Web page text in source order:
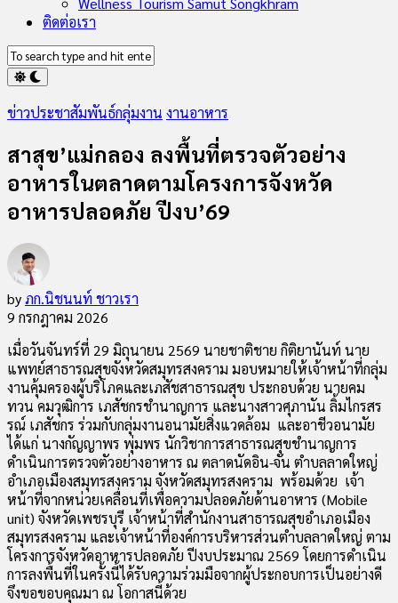
ติดต่อเรา
ข่าวประชาสัมพันธ์กลุ่มงาน งานอาหาร
สาสุข’แม่กลอง ลงพื้นที่ตรวจตัวอย่าง
อาหารในตลาดตามโครงการจังหวัด
อาหารปลอดภัย ปีงบ’69
byภก.นิชนนท์ ชาวเรา
9 กรกฎาคม 2026
เมื่อวันจันทร์ที่ 29 มิถุนายน 2569 นายชาติชาย กิติยานันท์ นาย
แพทย์สาธารณสุขจังหวัดสมุทรสงคราม มอบหมายให้เจ้าหน้าที่กลุ่ม
งานคุ้มครองผู้บริโภคและเภสัชสาธารณสุข ประกอบด้วย นายคม
ทวน คมวุฒิการ เภสัชกรชำนาญการ และนางสาวศุภานัน ลิ้มไกรสร
รณ์ เภสัชกร ร่วมกับกลุ่มงานอนามัยสิ่งแวดล้อม และอาชีวอนามัย
ได้แก่ นางกัญญาพร พุ่มพร นักวิชาการสาธารณสุขชำนาญการ
ดำเนินการตรวจตัวอย่างอาหาร ณ ตลาดนัดอิน-จัน ตำบลลาดใหญ่
อำเภอเมืองสมุทรสงคราม จังหวัดสมุทรสงคราม พร้อมด้วย เจ้า
หน้าที่จากหน่วยเคลื่อนที่เพื่อความปลอดภัยด้านอาหาร (Mobile
unit) จังหวัดเพชรบุรี เจ้าหน้าที่สำนักงานสาธารณสุขอำเภอเมือง
สมุทรสงคราม และเจ้าหน้าที่องค์การบริหารส่วนตำบลลาดใหญ่ ตาม
โครงการจังหวัดอาหารปลอดภัย ปีงบประมาณ 2569 โดยการดำเนิน
การลงพื้นที่ในครั้งนี้ได้รับความร่วมมือจากผู้ประกอบการเป็นอย่างดี
จึงขอขอบคุณมา ณ โอกาสนี้ด้วย